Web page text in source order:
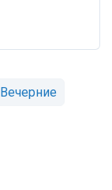
Вечерние